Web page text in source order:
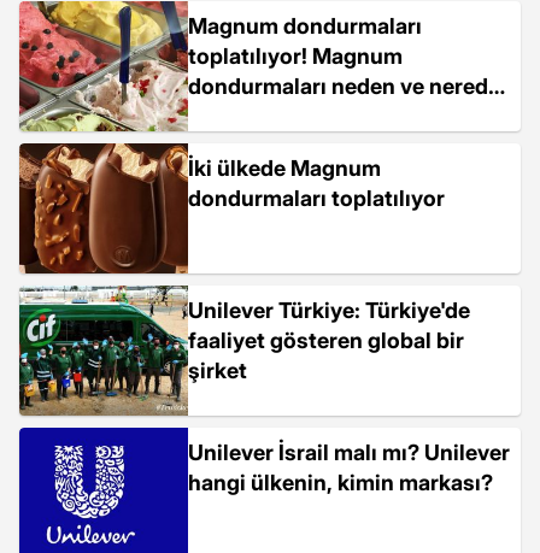
Magnum dondurmaları
toplatılıyor! Magnum
dondurmaları neden ve nerede
İki ülkede Magnum
dondurmaları toplatılıyor
Unilever Türkiye: Türkiye'de
faaliyet gösteren global bir
şirket
Unilever İsrail malı mı? Unilever
hangi ülkenin, kimin markası?